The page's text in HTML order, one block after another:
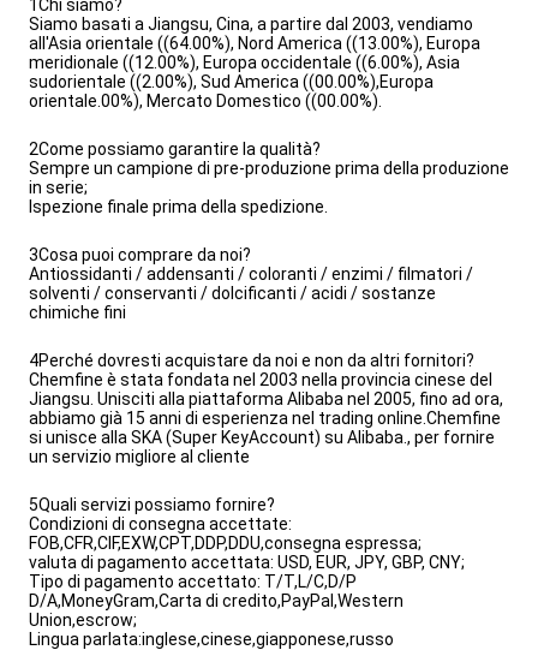
1Chi siamo?
Siamo basati a Jiangsu, Cina, a partire dal 2003, vendiamo
all'Asia orientale ((64.00%), Nord America ((13.00%), Europa
meridionale ((12.00%), Europa occidentale ((6.00%), Asia
sudorientale ((2.00%), Sud America ((00.00%),Europa
orientale.00%), Mercato Domestico ((00.00%).
2Come possiamo garantire la qualità?
Sempre un campione di pre-produzione prima della produzione
in serie;
Ispezione finale prima della spedizione.
3Cosa puoi comprare da noi?
Antiossidanti / addensanti / coloranti / enzimi / filmatori /
solventi / conservanti / dolcificanti / acidi / sostanze
chimiche fini
4Perché dovresti acquistare da noi e non da altri fornitori?
Chemfine è stata fondata nel 2003 nella provincia cinese del
Jiangsu. Unisciti alla piattaforma Alibaba nel 2005, fino ad ora,
abbiamo già 15 anni di esperienza nel trading online.Chemfine
si unisce alla SKA (Super KeyAccount) su Alibaba., per fornire
un servizio migliore al cliente
5Quali servizi possiamo fornire?
Condizioni di consegna accettate:
FOB,CFR,CIF,EXW,CPT,DDP,DDU,consegna espressa;
valuta di pagamento accettata: USD, EUR, JPY, GBP, CNY;
Tipo di pagamento accettato: T/T,L/C,D/P
D/A,MoneyGram,Carta di credito,PayPal,Western
Union,escrow;
Lingua parlata:inglese,cinese,giapponese,russo